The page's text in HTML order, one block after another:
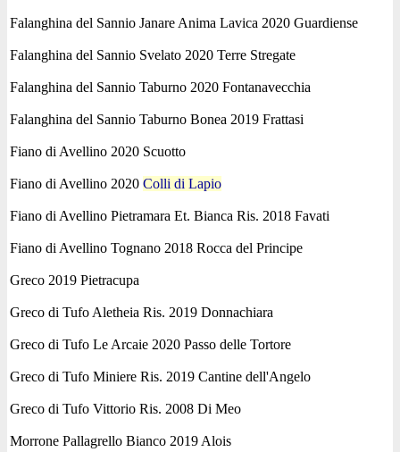
Falanghina del Sannio Janare Anima Lavica 2020 Guardiense
Falanghina del Sannio Svelato 2020 Terre Stregate
Falanghina del Sannio Taburno 2020 Fontanavecchia
Falanghina del Sannio Taburno Bonea 2019 Frattasi
Fiano di Avellino 2020 Scuotto
Fiano di Avellino 2020 Colli di Lapio
Fiano di Avellino Pietramara Et. Bianca Ris. 2018 Favati
Fiano di Avellino Tognano 2018 Rocca del Principe
Greco 2019 Pietracupa
Greco di Tufo Aletheia Ris. 2019 Donnachiara
Greco di Tufo Le Arcaie 2020 Passo delle Tortore
Greco di Tufo Miniere Ris. 2019 Cantine dell'Angelo
Greco di Tufo Vittorio Ris. 2008 Di Meo
Morrone Pallagrello Bianco 2019 Alois